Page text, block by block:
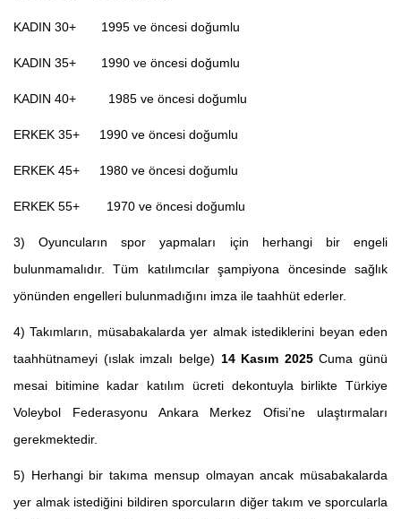
KADIN 30+ 1995 ve öncesi doğumlu
KADIN 35+ 1990 ve öncesi doğumlu
KADIN 40+ 1985 ve öncesi doğumlu
ERKEK 35+ 1990 ve öncesi doğumlu
ERKEK 45+ 1980 ve öncesi doğumlu
ERKEK 55+ 1970 ve öncesi doğumlu
3) Oyuncuların spor yapmaları için herhangi bir engeli
bulunmamalıdır. Tüm katılımcılar şampiyona öncesinde sağlık
yönünden engelleri bulunmadığını imza ile taahhüt ederler.
4) Takımların, müsabakalarda yer almak istediklerini beyan eden
taahhütnameyi (ıslak imzalı belge) 14 Kasım 2025Cuma günü
mesai bitimine kadar katılım ücreti dekontuyla birlikte Türkiye
Voleybol Federasyonu Ankara Merkez Ofisi’ne ulaştırmaları
gerekmektedir.
5) Herhangi bir takıma mensup olmayan ancak müsabakalarda
yer almak istediğini bildiren sporcuların diğer takım ve sporcularla